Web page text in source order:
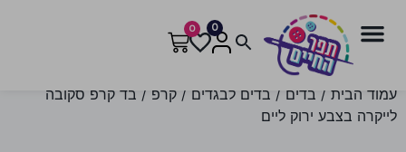
0
0
עמוד הבית / בדים / בדים לבגדים / קרפ / בד קרפ סקובה
לייקרה בצבע ירוק ליים